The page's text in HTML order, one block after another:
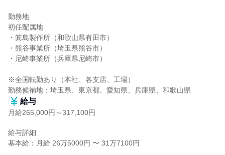
勤務地
初任配属地
・箕島製作所（和歌山県有田市）
・熊谷事業所（埼玉県熊谷市）
・尼崎事業所（兵庫県尼崎市）
※全国転勤あり（本社、各支店、工場）
勤務候補地：埼玉県、東京都、愛知県、兵庫県、和歌山県
給与
月給265,000円～317,100円
給与詳細
基本給：月給 26万5000円 〜 31万7100円